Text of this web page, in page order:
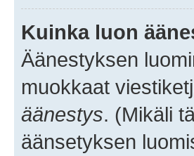
Kuinka luon
Äänestyksen
muokkaat
äänestys. (Mikäli
äänsetyksen